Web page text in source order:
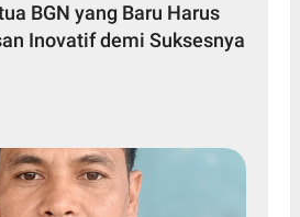
BGN yang Baru Harus
Inovatif demi Suksesnya